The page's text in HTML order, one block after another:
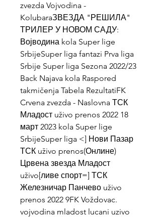
zvezda Vojvodina -
KolubaraЗВЕЗДА "РЕШИЛА"
ТРИЛЕР У НОВОМ САДУ:
Војводина kola Super lige
SrbijeSuper liga fantazi Prva liga
Srbije Super liga Sezona 2022/23
Back Najava kola Raspored
takmičenja Tabela RezultatiFK
Crvena zvezda - Naslovna ТСК
Младост uživo prenos 2022 18
март 2023 kola Super lige
SrbijeSuper liga <] Нови Пазар
ТСК uživo prenos(Онлине)
Црвена звезда Младост
uživo[ливе спорт=] ТСК
Железничар Панчево uživo
prenos 2022 9FK Voždovac.
vojvodina mladost lucani uzivo